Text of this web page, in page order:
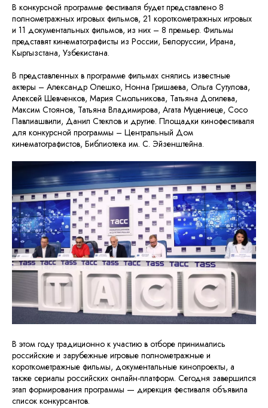
В конкурсной программе фестиваля будет представлено 8
полнометражных игровых фильмов, 21 короткометражных игровых
и 11 документальных фильмов, из них – 8 премьер. Фильмы
представят кинематографисты из России, Белоруссии, Ирана,
Кыргызстана, Узбекистана.
В представленных в программе фильмах снялись известные
актеры – Александр Олешко, Нонна Гришаева, Ольга Сутулова,
Алексей Шевченков, Мария Смольникова, Татьяна Догилева,
Максим Стоянов, Татьяна Владимирова, Агата Муцениеце, Сосо
Павлиашвили, Данил Стеклов и другие. Площадки кинофестиваля
для конкурсной программы – Центральный Дом
кинематографистов, Библиотека им. С. Эйзенштейна.
В этом году традиционно к участию в отборе принимались
российские и зарубежные игровые полнометражные и
короткометражные фильмы, документальные кинопроекты, а
также сериалы российских онлайн-платформ. Сегодня завершился
этап формирования программы — дирекция фестиваля объявила
список конкурсантов.